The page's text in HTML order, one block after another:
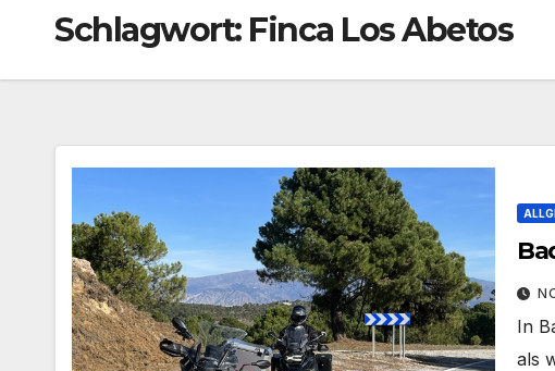
Schlagwort: Finca Los Abetos
In
als